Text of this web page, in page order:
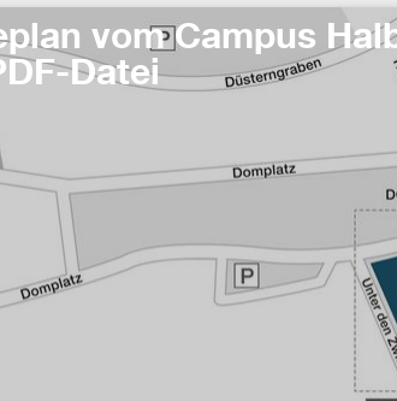
vom Campus
Datei